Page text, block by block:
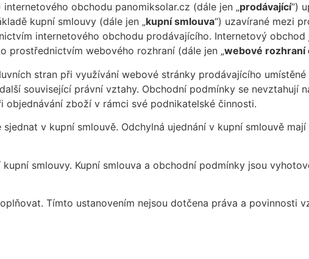
internetového obchodu panomiksolar.cz (dále jen „prodávající“)
kupní smlouvy (dále jen „kupní smlouva“) uzavírané mezi
internetového obchodu prodávajícího. Internetový obchod
prostřednictvím webového rozhraní (dále jen „webové rozhraní
stran při využívání webové stránky prodávajícího umístěné
související právní vztahy. Obchodní podmínky se nevztahují
zboží v rámci své podnikatelské činnosti.
v kupní smlouvě. Odchylná ujednání v kupní smlouvě
smlouvy. Kupní smlouva a obchodní podmínky jsou
Tímto ustanovením nejsou dotčena práva a povinnosti